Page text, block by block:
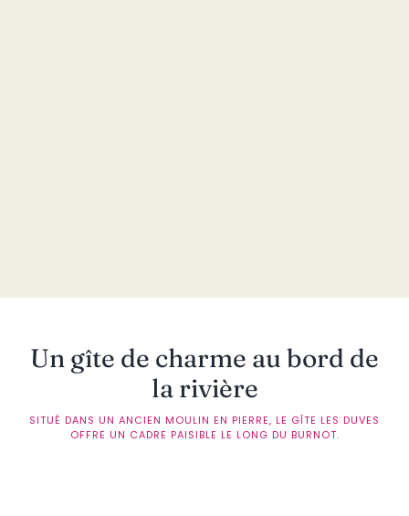
Un gîte de charme au bord de
la rivière
SITUÉ DANS UN ANCIEN MOULIN EN PIERRE, LE GÎTE LES DUVES
OFFRE UN CADRE PAISIBLE LE LONG DU BURNOT.